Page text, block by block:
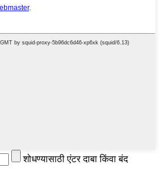
शोधण्यासाठी एंटर दाबा किंवा बंद